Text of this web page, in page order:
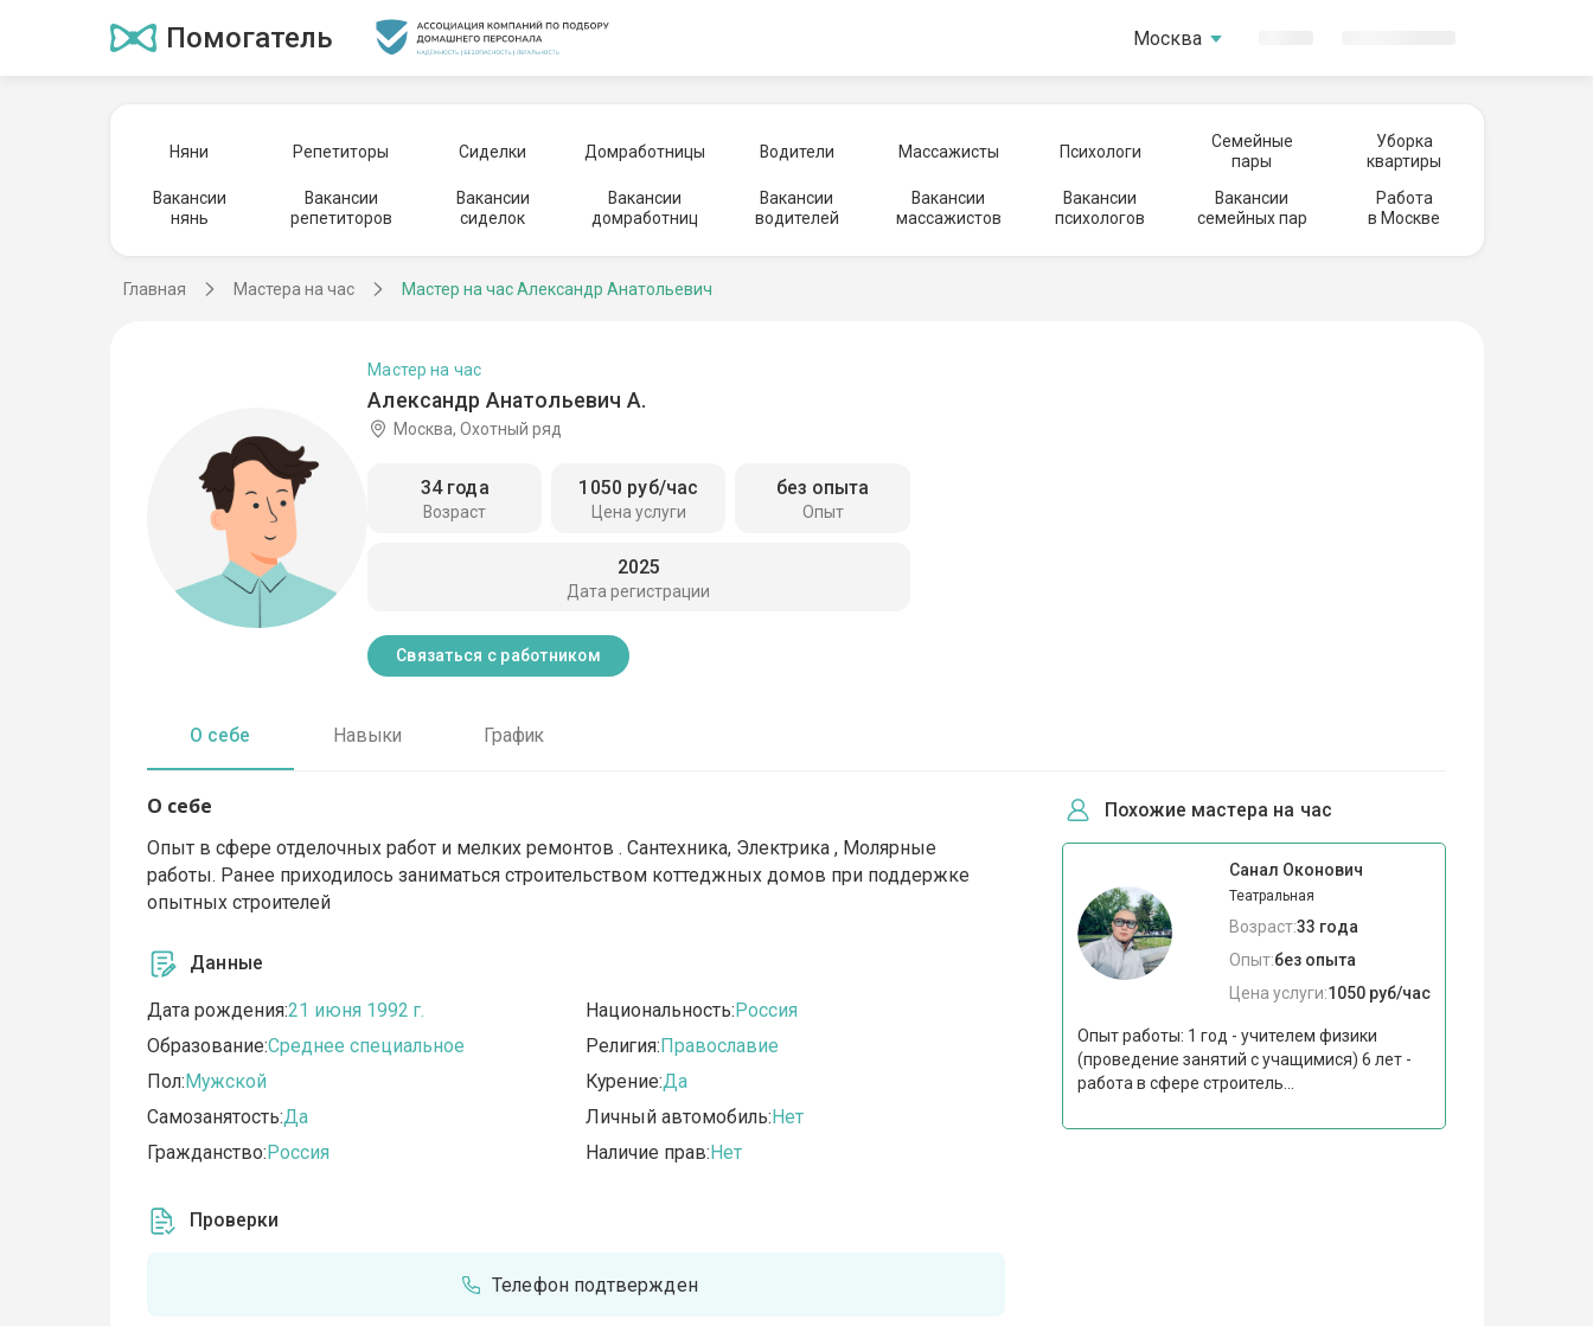
Помогатель Москва
Няни Репетиторы Сиделки Домработницы Водители Массажисты Психологи
Семейные
пары
Уборка
квартиры
Вакансии
нянь
Вакансии
репетиторов
Вакансии
сиделок
Вакансии
домработниц
Вакансии
водителей
Вакансии
массажистов
Вакансии
психологов
Вакансии
семейных пар
Работа
в Москве
Главная Мастера на час Мастер на час Александр Анатольевич
Александр Анатольевич А.
Мастер на час
Москва, Охотный ряд
Возраст
34 года
Цена услуги
1050 руб/час
Опыт
без опыта
Дата регистрации
2025
Связаться с работником
О себе Навыки График
О себе
Опыт в сфере отделочных работ и мелких ремонтов . Сантехника, Электрика , Молярные
работы. Ранее приходилось заниматься строительством коттеджных домов при поддержке
опытных строителей
Данные
Дата рождения:21 июня 1992 г.
Образование:Среднее специальное
Пол:Мужской
Самозанятость:Да
Гражданство:Россия
Национальность:Россия
Религия:Православие
Курение:Да
Личный автомобиль:Нет
Наличие прав:Нет
Проверки
Телефон подтвержден
Похожие мастера на час
Санал Оконович
Театральная
Возраст:33 года
Опыт:без опыта
Цена услуги:1050 руб/час
Опыт работы: 1 год - учителем физики
(проведение занятий с учащимися) 6 лет -
работа в сфере строитель...